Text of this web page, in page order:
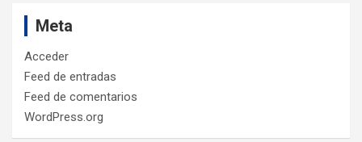
Meta
Acceder
Feed de entradas
Feed de comentarios
WordPress.org